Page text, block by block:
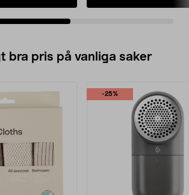
bra pris på vanliga saker
-25%